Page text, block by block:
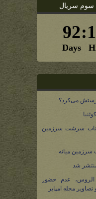
سوم سریال
پرستش می‌کرد؟
کتاب سرشت سرزمین
میانه
شد
الروس، عدم حضور
مجله امپایر